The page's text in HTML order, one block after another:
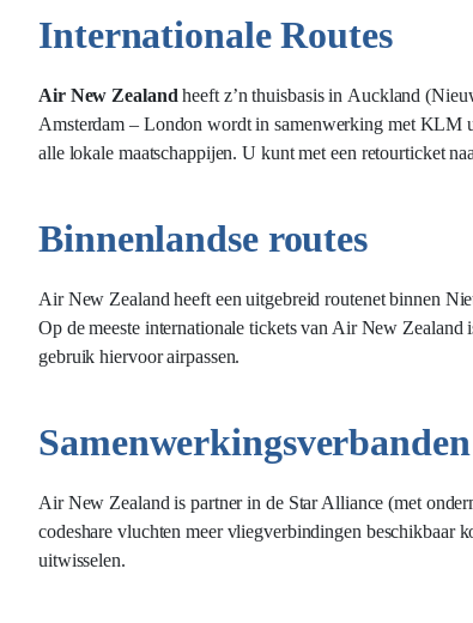
Internationale Routes
Air New Zealand heeft z’n thuisbasis in Auckland
Amsterdam – London wordt in samenwerking met KLM
alle lokale maatschappijen. U kunt met een retourticket
Binnenlandse routes
Air New Zealand heeft een uitgebreid routenet binnen
Op de meeste internationale tickets van Air New
gebruik hiervoor airpassen.
Samenwerkingsverbanden
Air New Zealand is partner in de Star Alliance (met
codeshare vluchten meer vliegverbindingen beschikbaar
uitwisselen.